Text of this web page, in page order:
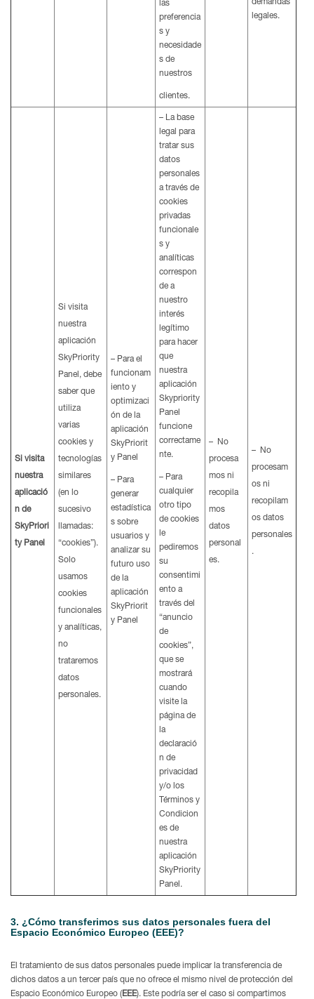
las
preferencia
s y
necesidade
s de
nuestros
clientes.
demandas
legales.
Si visita
nuestra
aplicació
n de
SkyPriori
ty Panel
Si visita
nuestra
aplicación
SkyPriority
Panel, debe
saber que
utiliza
varias
cookies y
tecnologías
similares
(en lo
sucesivo
llamadas:
“cookies”).
Solo
usamos
cookies
funcionales
y analíticas,
no
trataremos
datos
personales.
– Para el
funcionam
iento y
optimizaci
ón de la
aplicación
SkyPriorit
y Panel
– Para
generar
estadística
s sobre
usuarios y
analizar su
futuro uso
de la
aplicación
SkyPriorit
y Panel
– La base
legal para
tratar sus
datos
personales
a través de
cookies
privadas
funcionale
s y
analíticas
correspon
de a
nuestro
interés
legítimo
para hacer
que
nuestra
aplicación
Skypriority
Panel
funcione
correctame
nte.
– Para
cualquier
otro tipo
de cookies
le
pediremos
su
consentimi
ento a
través del
“anuncio
de
cookies”,
que se
mostrará
cuando
visite la
página de
la
declaració
n de
privacidad
y/o los
Términos y
Condicion
es de
nuestra
aplicación
SkyPriority
Panel.
– No
procesa
mos ni
recopila
mos
datos
personal
es.
– No
procesam
os ni
recopilam
os datos
personales
.
3. ¿Cómo transferimos sus datos personales fuera del
Espacio Económico Europeo (EEE)?
El tratamiento de sus datos personales puede implicar la transferencia de
dichos datos a un tercer país que no ofrece el mismo nivel de protección del
Espacio Económico Europeo (EEE). Este podría ser el caso si compartimos